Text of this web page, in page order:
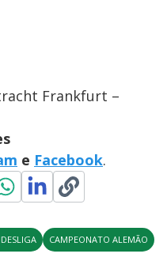
Frankfurt –
e Facebook.
CAMPEONATO ALEMÃO